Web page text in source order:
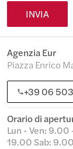
Agenzia Eur
Piazza Enrico
+39 06
Orario di
Lun - Ven:
19.00 Sab: